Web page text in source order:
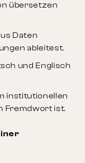
übersetzen
Daten
ableitest.
und Englisch
institutionellen
Fremdwort ist.